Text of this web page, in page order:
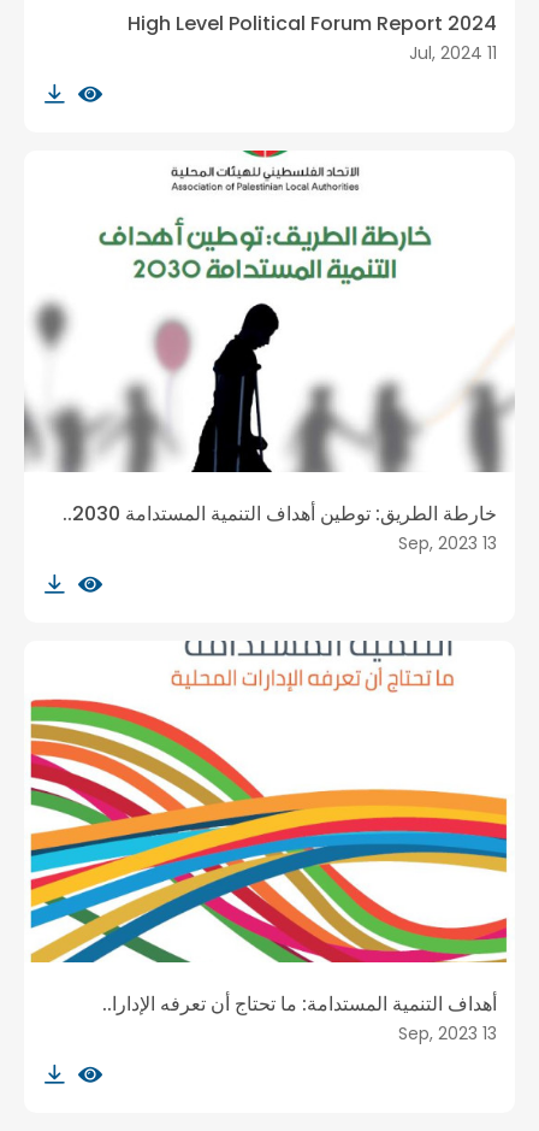
High Level Political Forum Report 2024
11 Jul, 2024
خارطة الطريق: توطين أهداف التنمية المستدامة 2030..
13 Sep, 2023
أهداف التنمية المستدامة: ما تحتاج أن تعرفه الإدارا..
13 Sep, 2023